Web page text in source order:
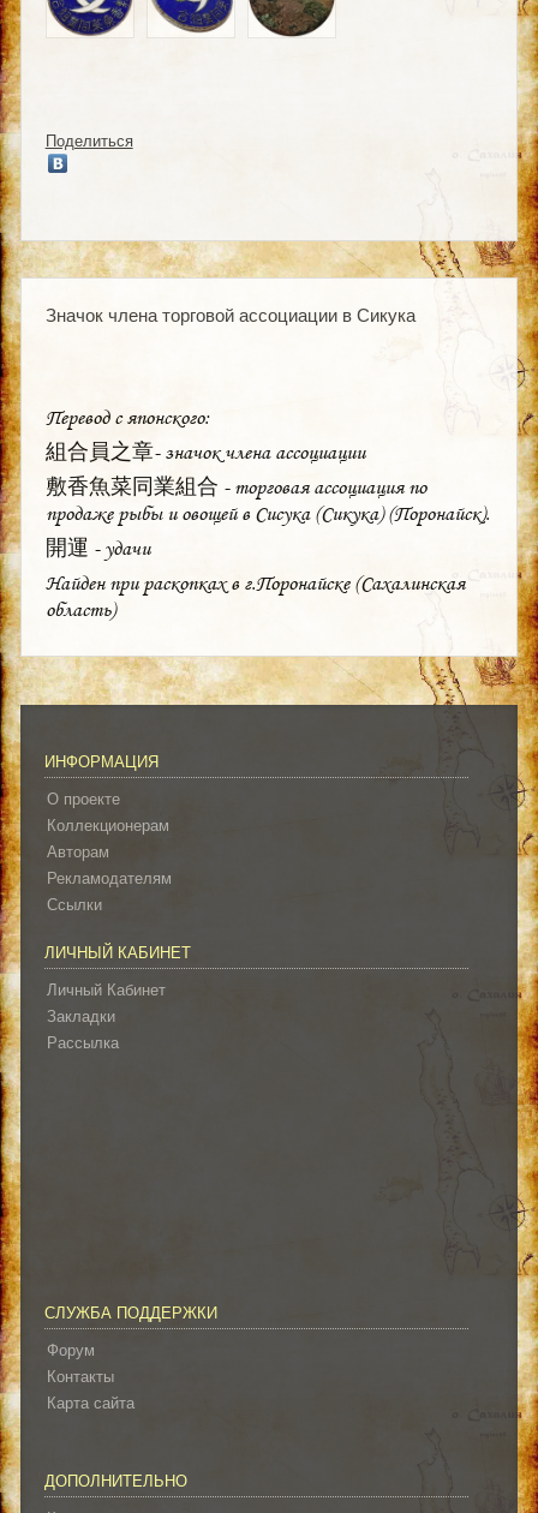
Поделиться
Значок члена торговой ассоциации в Сикука
Перевод с японского:
組合員之章- значок члена ассоциации
敷香魚菜同業組合 - торговая ассоциация по
продаже рыбы и овощей в Сисука (Сикука) (Поронайск).
開運 - удачи
Найден при раскопках в г.Поронайске (Сахалинская
область)
ИНФОРМАЦИЯ
О проекте
Коллекционерам
Авторам
Рекламодателям
Ссылки
ЛИЧНЫЙ КАБИНЕТ
Личный Кабинет
Закладки
Рассылка
СЛУЖБА ПОДДЕРЖКИ
Форум
Контакты
Карта сайта
ДОПОЛНИТЕЛЬНО